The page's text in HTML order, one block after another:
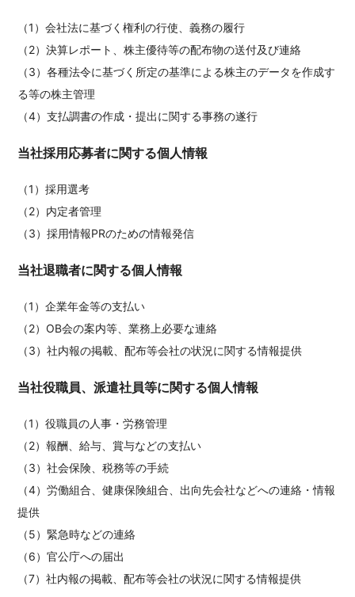
（1）会社法に基づく権利の行使、義務の履行
（2）決算レポート、株主優待等の配布物の送付及び連絡
（3）各種法令に基づく所定の基準による株主のデータを作成す
る等の株主管理
（4）支払調書の作成・提出に関する事務の遂行
当社採用応募者に関する個人情報
（1）採用選考
（2）内定者管理
（3）採用情報PRのための情報発信
当社退職者に関する個人情報
（1）企業年金等の支払い
（2）OB会の案内等、業務上必要な連絡
（3）社内報の掲載、配布等会社の状況に関する情報提供
当社役職員、派遣社員等に関する個人情報
（1）役職員の人事・労務管理
（2）報酬、給与、賞与などの支払い
（3）社会保険、税務等の手続
（4）労働組合、健康保険組合、出向先会社などへの連絡・情報
提供
（5）緊急時などの連絡
（6）官公庁への届出
（7）社内報の掲載、配布等会社の状況に関する情報提供